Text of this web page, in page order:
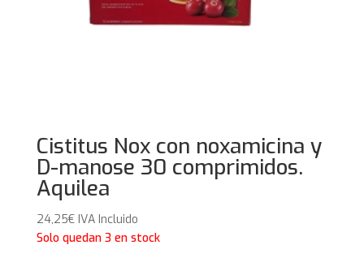
Cistitus Nox con noxamicina y
D-manose 30 comprimidos.
Aquilea
24,25€ IVA Incluido
Solo quedan 3 en stock